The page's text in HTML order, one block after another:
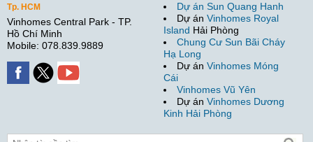
Tp. HCM
Vinhomes Central Park - TP.
Hồ Chí Minh
Mobile: 078.839.9889
Dự án Sun Quang Hanh
Dự án Vinhomes Royal
Island Hải Phòng
Chung Cư Sun Bãi Cháy
Hạ Long
Dự án Vinhomes Móng
Cái
Vinhomes Vũ Yên
Dự án Vinhomes Dương
Kinh Hải Phòng